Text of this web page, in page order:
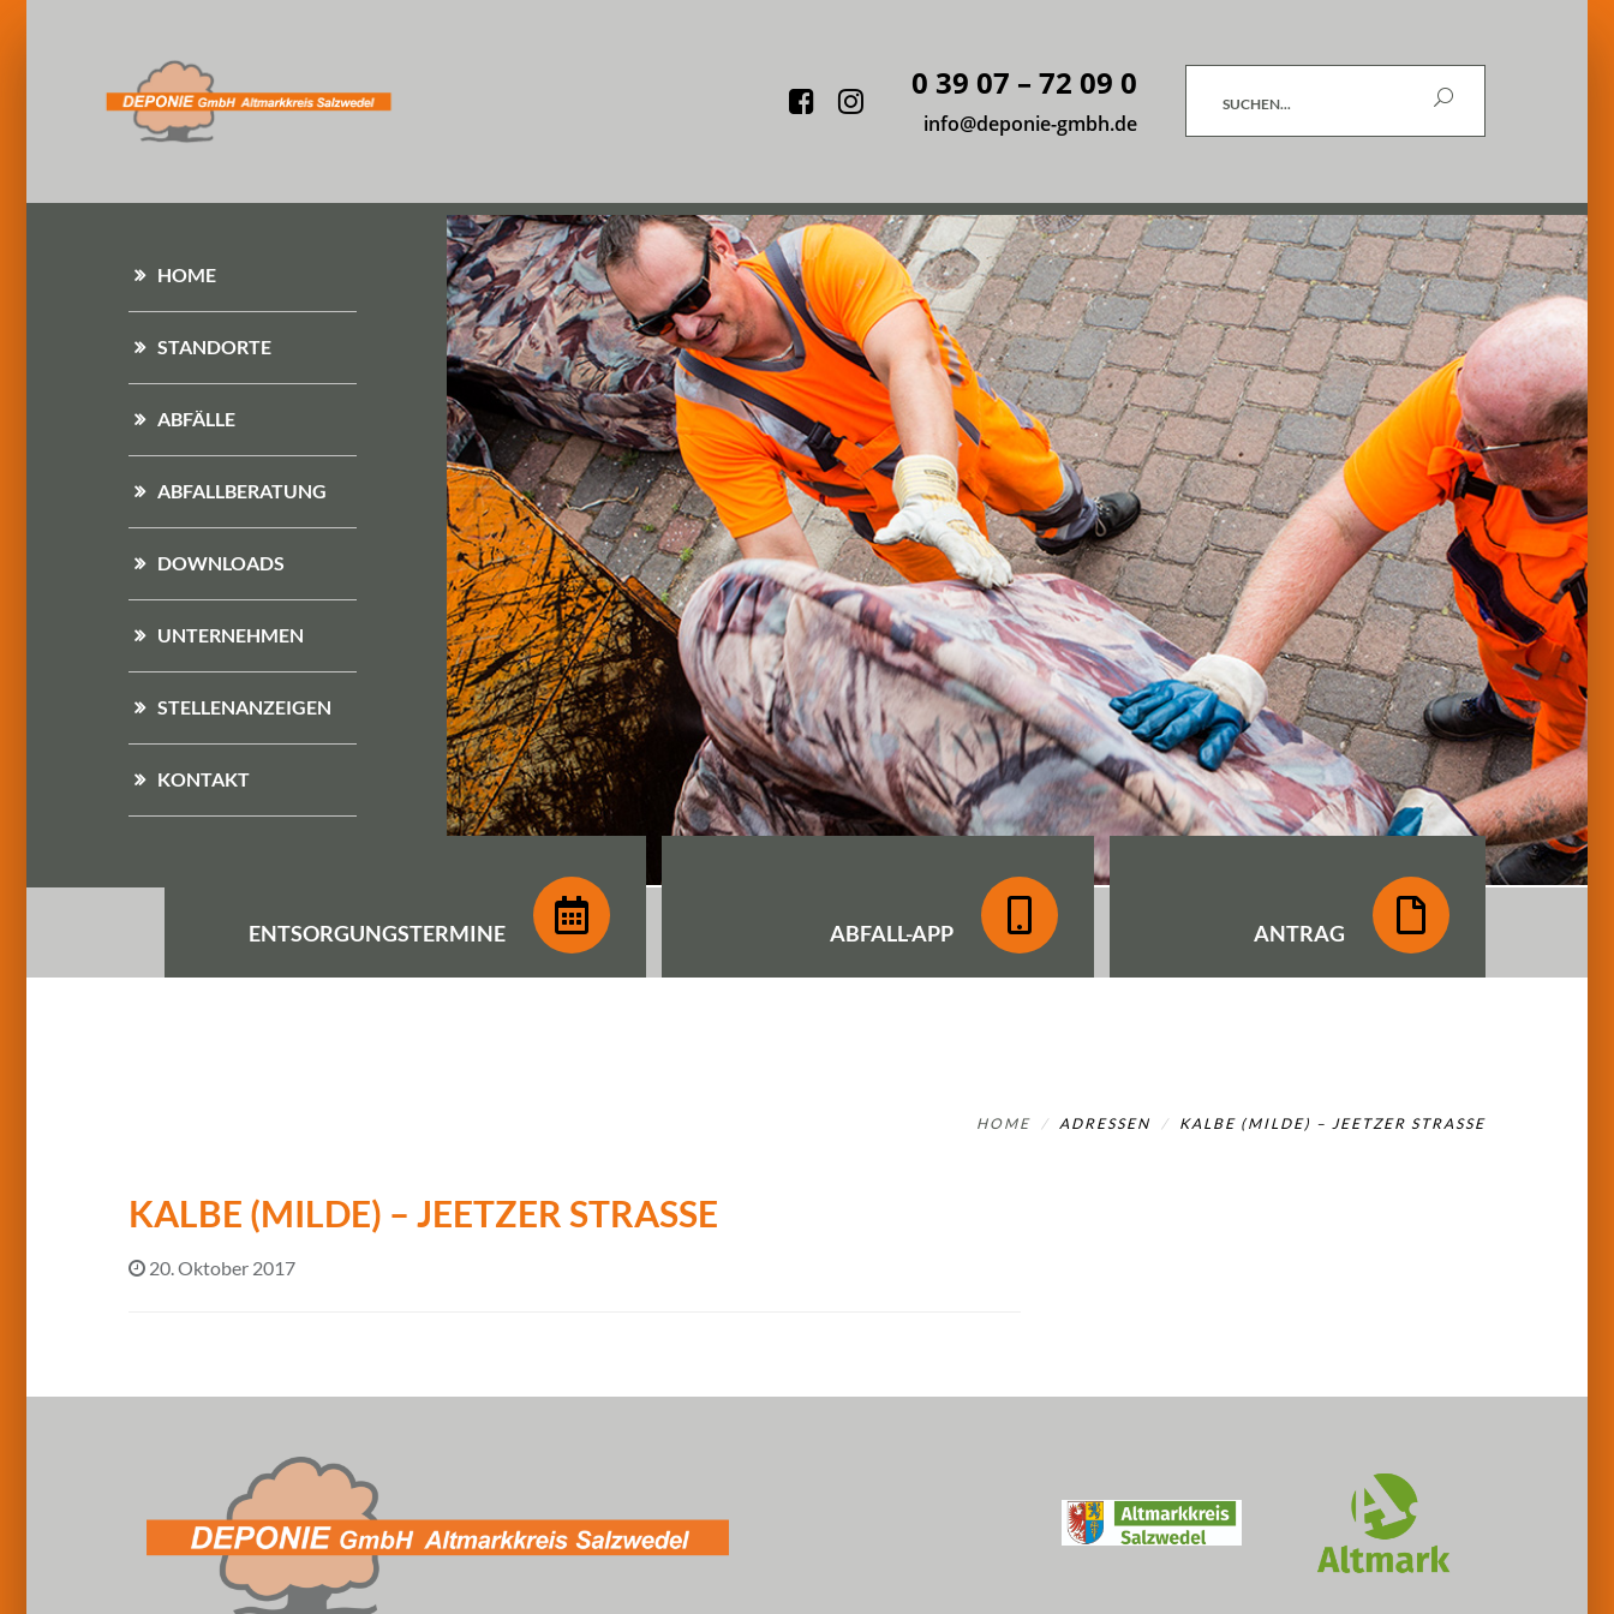
Facebook
Instagram
0 39 07 – 72 09 0
info@deponie-gmbh.de
Suchen
HOME
STANDORTE
ABFÄLLE
ABFALLBERATUNG
DOWNLOADS
UNTERNEHMEN
STELLENANZEIGEN
KONTAKT
ENTSORGUNGSTERMINE ABFALL-APP ANTRAG
HOME ADRESSEN KALBE (MILDE) – JEETZER STRASSE
KALBE (MILDE) – JEETZER STRASSE
20. Oktober 2017